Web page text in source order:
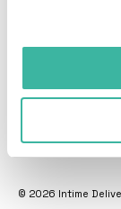
Beoordeling door
© 2026 Intime